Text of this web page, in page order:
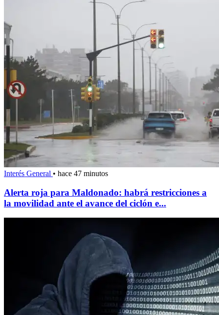
Interés General • hace 47 minutos
Alerta roja para Maldonado: habrá restricciones a
la movilidad ante el avance del ciclón e...